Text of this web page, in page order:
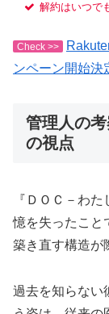
解約はいつで
Check >>
ンペーン開始決
管理人の
の視点
『ＤＯＣ－わ
憶を失ったこと
築き直す構造が
過去を知らない